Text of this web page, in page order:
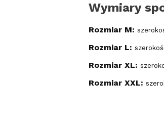
Wymiary
Rozmiar M:
Rozmiar L:
Rozmiar XL:
Rozmiar XXL: